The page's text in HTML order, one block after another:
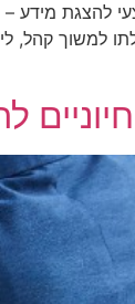
להצגת מידע
קהל,